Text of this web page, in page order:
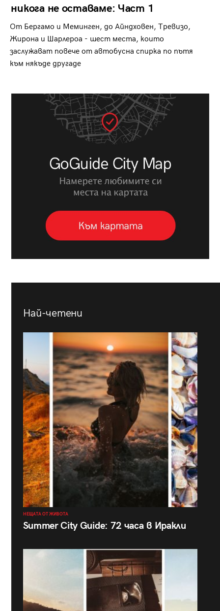
никога не оставаме: Част 1
От Бергамо и Меминген, до Айндховен, Тревизо,
Жирона и Шарлероа - шест места, които
заслужават повече от автобусна спирка по пътя
към някъде другаде
Най-четени
НЕЩАТА ОТ ЖИВОТА
Summer City Guide: 72 часа в Иракли